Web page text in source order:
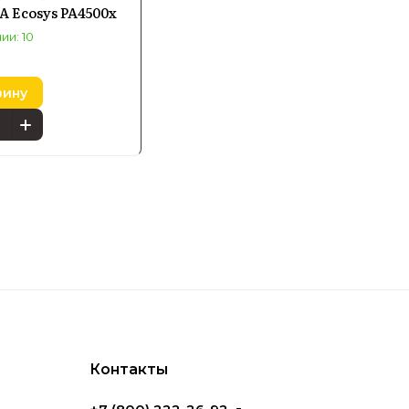
и обеспечивает стабильное качество
Ecosys PA4500x
10
Контакты